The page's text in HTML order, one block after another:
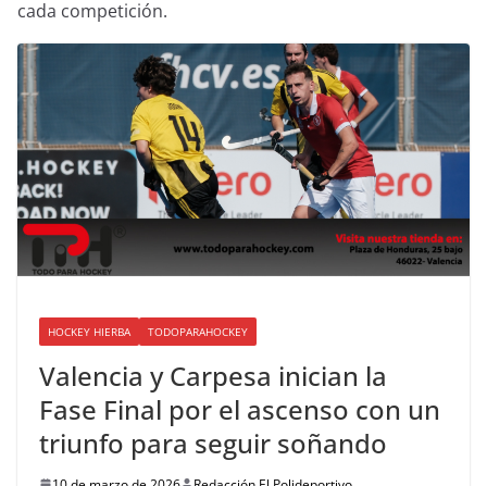
cada competición.
HOCKEY HIERBA TODOPARAHOCKEY
Valencia y Carpesa inician la
Fase Final por el ascenso con un
triunfo para seguir soñando